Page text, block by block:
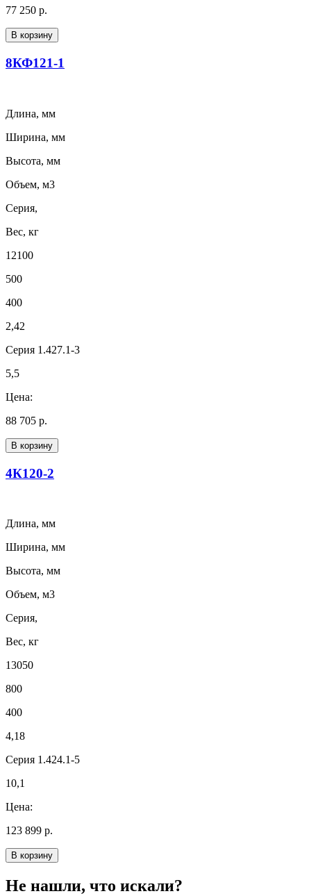
77 250 р.
В корзину
8КФ121-1
Длина, мм
Ширина, мм
Высота, мм
Объем, м3
Серия,
Вес, кг
12100
500
400
2,42
Серия 1.427.1-3
5,5
Цена:
88 705 р.
В корзину
4К120-2
Длина, мм
Ширина, мм
Высота, мм
Объем, м3
Серия,
Вес, кг
13050
800
400
4,18
Серия 1.424.1-5
10,1
Цена:
123 899 р.
В корзину
Не нашли, что искали?